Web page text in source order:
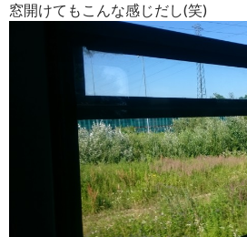
窓開けてもこんな感じだし(笑)